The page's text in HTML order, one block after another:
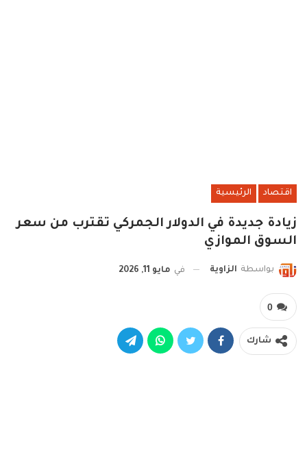
اقتصاد الرئيسية
زيادة جديدة في الدولار الجمركي تقترب من سعر
السوق الموازي
بواسطة الزاوية في مايو 11, 2026
0
شارك